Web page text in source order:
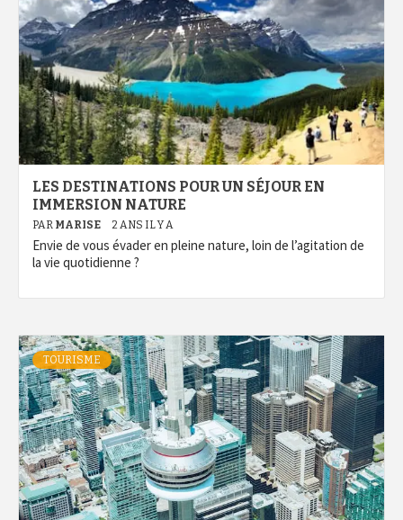
LES DESTINATIONS POUR UN SÉJOUR EN
IMMERSION NATURE
PAR MARISE 2 ANS IL Y A
Envie de vous évader en pleine nature, loin de l’agitation de
la vie quotidienne ?
TOURISME